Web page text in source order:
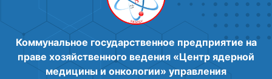
Коммунальное государственное предприятие на
праве хозяйственного ведения «Центр ядерной
медицины и онкологии» управления